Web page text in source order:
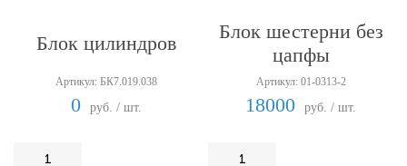
Блок цилиндров
Артикул: БК7.019.038
0 руб. / шт.
Блок шестерни без
цапфы
Артикул: 01-0313-2
18000 руб. / шт.